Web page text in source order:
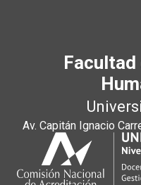
Av. Capitán Ignacio